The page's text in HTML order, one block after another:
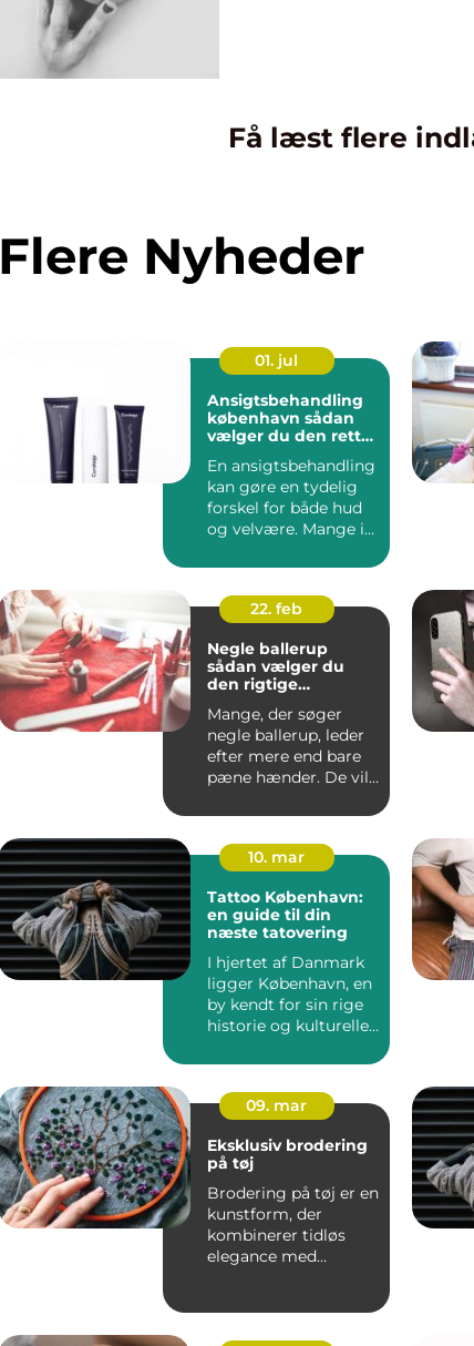
Få læst flere
Flere Nyheder
01. jul
Ansigtsbehandling
københavn sådan
vælger du den rette
En ansigtsbehandling
kan gøre en tydelig
forskel for både hud
og velvære. Mange i
Københa...
22. feb
Negle ballerup
sådan vælger du
den rigtige
Mange, der søger
negle ballerup, leder
efter mere end bare
pæne hænder. De vil
10. mar
Tattoo København:
en guide til din
næste tatovering
I hjertet af Danmark
ligger København, en
by kendt for sin rige
historie og kulturelle
09. mar
Eksklusiv brodering
på tøj
Brodering på tøj er en
kunstform, der
kombinerer tidløs
elegance med